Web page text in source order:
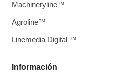
Información
Machineryline™
Agroline™
Linemedia Digital ™